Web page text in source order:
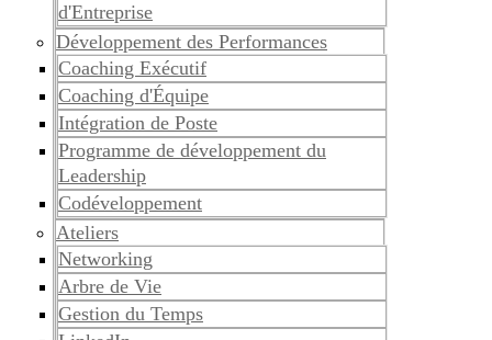
d'Entreprise
Développement des Performances
Coaching Exécutif
Coaching d'Équipe
Intégration de Poste
Programme de développement du
Leadership
Codéveloppement
Ateliers
Networking
Arbre de Vie
Gestion du Temps